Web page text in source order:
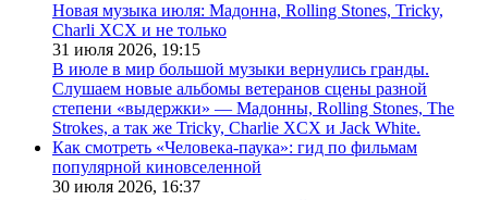
Новая музыка июля: Мадонна, Rolling Stones, Tricky,
Charli XCX и не только
31 июля 2026, 19:15
В июле в мир большой музыки вернулись гранды.
Слушаем новые альбомы ветеранов сцены разной
степени «выдержки» — Мадонны, Rolling Stones, The
Strokes, а так же Tricky, Charlie XCX и Jack White.
Как смотреть «Человека-паука»: гид по фильмам
популярной киновселенной
30 июля 2026, 16:37